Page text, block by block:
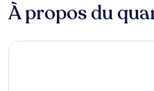
À propos du